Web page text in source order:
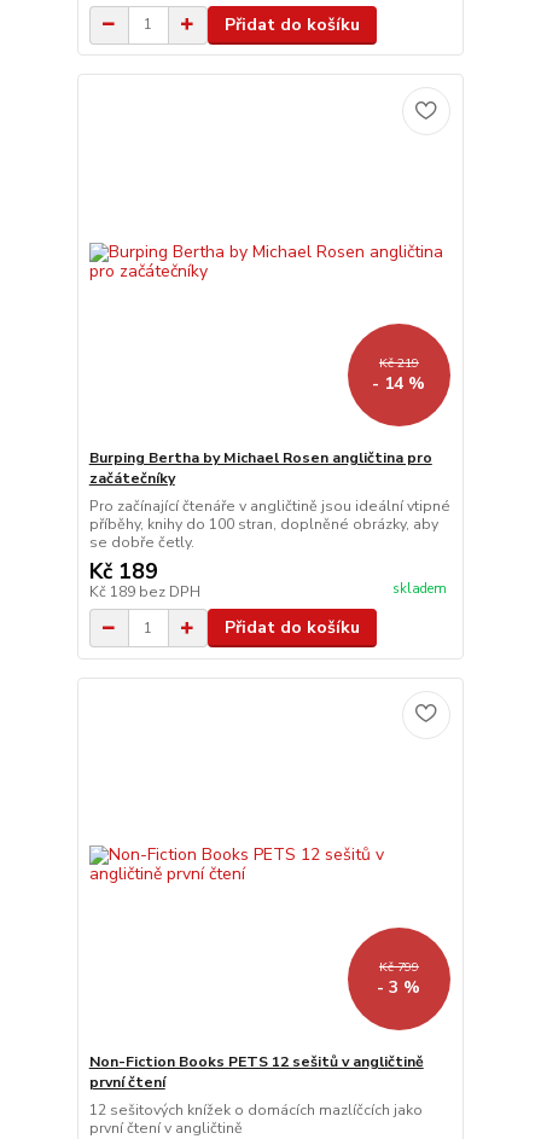
Přidat do košíku
Kč 219
- 14 %
Burping Bertha by Michael Rosen angličtina pro
začátečníky
Pro začínající čtenáře v angličtině jsou ideální vtipné
příběhy, knihy do 100 stran, doplněné obrázky, aby
se dobře četly.
Kč 189
Kč 189 bez DPH skladem
Přidat do košíku
Kč 799
- 3 %
Non-Fiction Books PETS 12 sešitů v angličtině
první čtení
12 sešitových knížek o domácích mazlíčcích jako
první čtení v angličtině